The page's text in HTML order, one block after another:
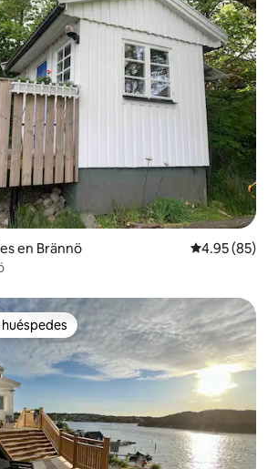
en Brännö Calificación
4.95 (85)
Favorito entre huéspedes